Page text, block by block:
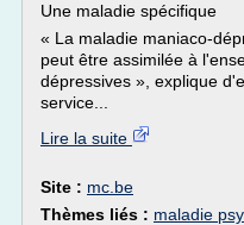
Une maladie spécifique
« La maladie maniaco-
peut être assimilée à
dépressives », explique
service...
Lire la suite
Site : mc.be
Thèmes liés : maladie